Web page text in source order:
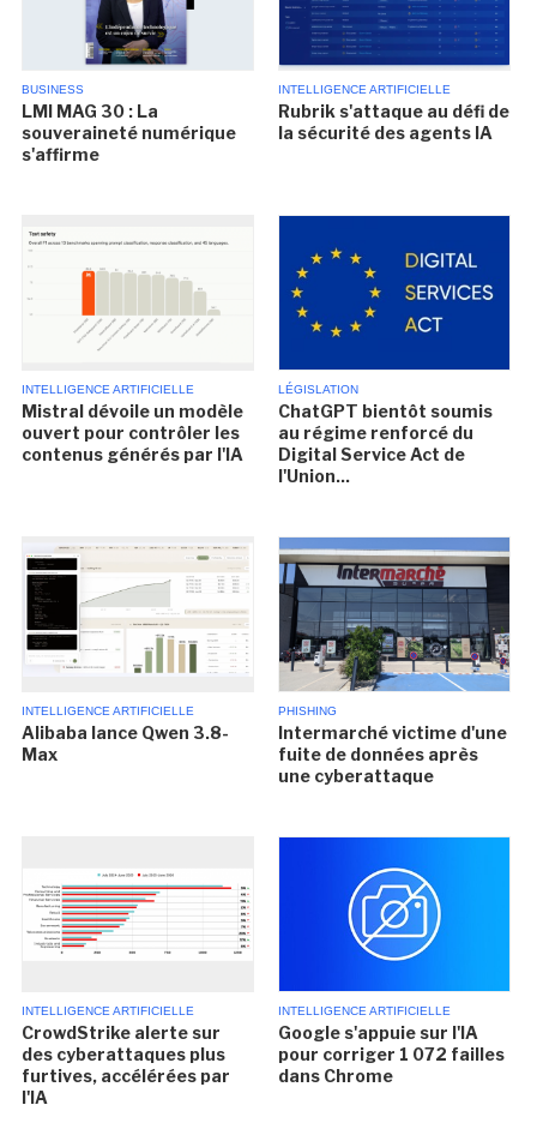
BUSINESS
LMI MAG 30 : La
souveraineté numérique
s'affirme
INTELLIGENCE ARTIFICIELLE
Rubrik s'attaque au défi de
la sécurité des agents IA
INTELLIGENCE ARTIFICIELLE
Mistral dévoile un modèle
ouvert pour contrôler les
contenus générés par l'IA
LÉGISLATION
ChatGPT bientôt soumis
au régime renforcé du
Digital Service Act de
l'Union...
INTELLIGENCE ARTIFICIELLE
Alibaba lance Qwen 3.8-
Max
PHISHING
Intermarché victime d'une
fuite de données après
une cyberattaque
INTELLIGENCE ARTIFICIELLE
CrowdStrike alerte sur
des cyberattaques plus
furtives, accélérées par
l'IA
INTELLIGENCE ARTIFICIELLE
Google s'appuie sur l'IA
pour corriger 1 072 failles
dans Chrome